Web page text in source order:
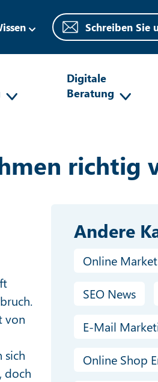
Schreiben Sie
Digitale
Beratung
richtig
Andere
Online
SEO News
E-Mail
Online Shop
von
sich
doch